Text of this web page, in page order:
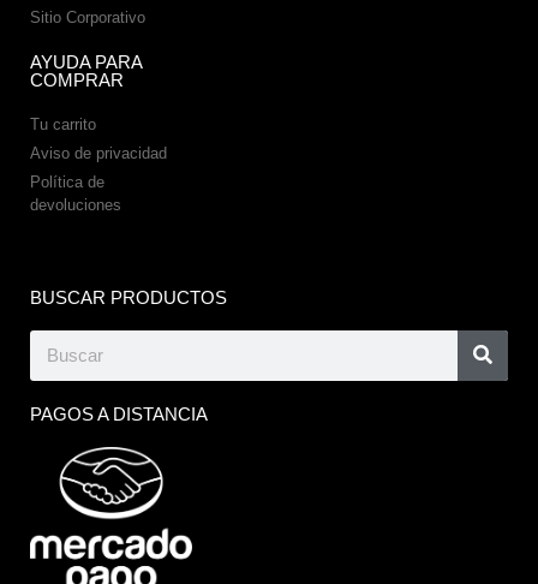
Sitio Corporativo
AYUDA PARA
COMPRAR
Tu carrito
Aviso de privacidad
Política de
devoluciones
BUSCAR PRODUCTOS
PAGOS A DISTANCIA